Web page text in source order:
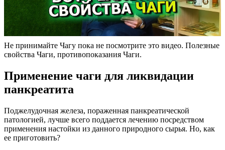
Не принимайте Чагу пока не посмотрите это видео. Полезные
свойства Чаги, противопоказания Чаги.
Применение чаги для ликвидации
панкреатита
Поджелудочная железа, пораженная панкреатической
патологией, лучше всего поддается лечению посредством
применения настойки из данного природного сырья. Но, как
ее приготовить?